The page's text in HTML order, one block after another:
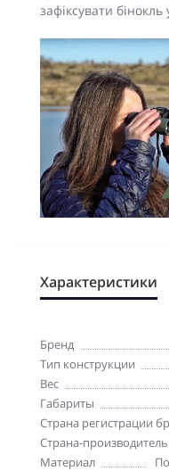
зафіксувати бінокль
Характеристики
Бренд
Тип конструкции
Вес
Габариты
Страна регистрации
Страна-
Материал